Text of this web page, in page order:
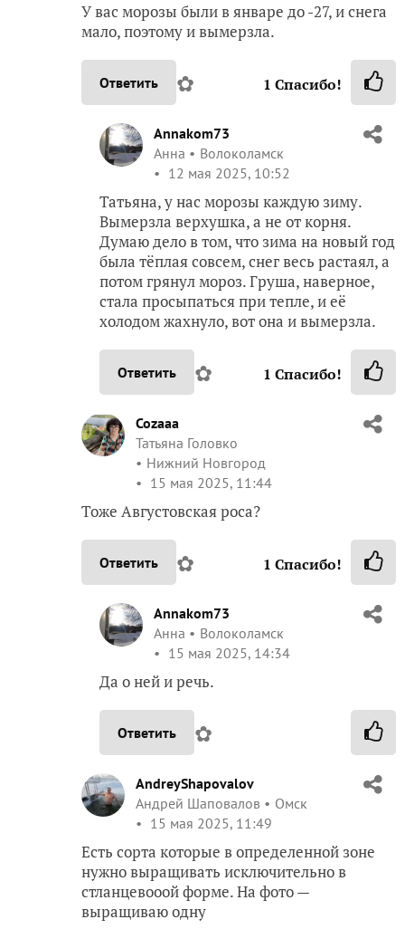
У вас морозы были в январе до -27, и снега
мало, поэтому и вымерзла.
Ответить ✿ 1 Спасибо!
Annakom73
Анна
Волоколамск
12 мая 2025, 10:52
Татьяна, у нас морозы каждую зиму.
Вымерзла верхушка, а не от корня.
Думаю дело в том, что зима на новый год
была тёплая совсем, снег весь растаял, а
потом грянул мороз. Груша, наверное,
стала просыпаться при тепле, и её
холодом жахнуло, вот она и вымерзла.
Ответить ✿ 1 Спасибо!
Cozaaa
Татьяна Головко
Нижний Новгород
15 мая 2025, 11:44
Тоже Августовская роса?
Ответить ✿ 1 Спасибо!
Annakom73
Анна
Волоколамск
15 мая 2025, 14:34
Да о ней и речь.
Ответить ✿
AndreyShapovalov
Андрей Шаповалов
Омск
15 мая 2025, 11:49
Есть сорта которые в определенной зоне
нужно выращивать исключительно в
стланцевооой форме. На фото —
выращиваю одну